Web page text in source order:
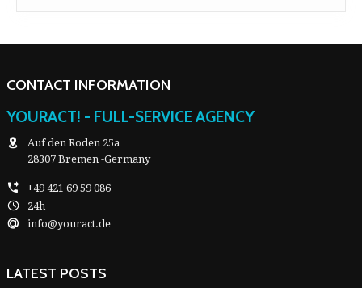
CONTACT INFORMATION
YOURACT! - FULL-SERVICE AGENCY
Auf den Roden 25a
28307 Bremen -Germany
+49 421 69 59 086
24h
info@youract.de
LATEST POSTS